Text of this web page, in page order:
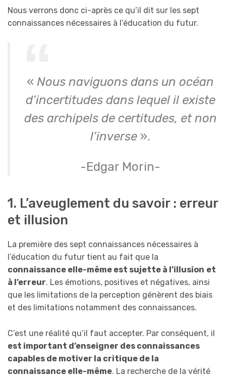
Nous verrons donc ci-après ce qu’il dit sur les sept
connaissances nécessaires à l’éducation du futur.
« Nous naviguons dans un océan
d’incertitudes dans lequel il existe
des archipels de certitudes, et non
l’inverse ».
-Edgar Morin-
1. L’aveuglement du savoir : erreur
et illusion
La première des sept connaissances nécessaires à
l’éducation du futur tient au fait que la
connaissance elle-même est sujette à l’illusion et
à l’erreur. Les émotions, positives et négatives, ainsi
que les limitations de la perception génèrent des biais
et des limitations notamment des connaissances.
C’est une réalité qu’il faut accepter. Par conséquent, il
est important d’enseigner des connaissances
capables de motiver la critique de la
connaissance elle-même. La recherche de la vérité